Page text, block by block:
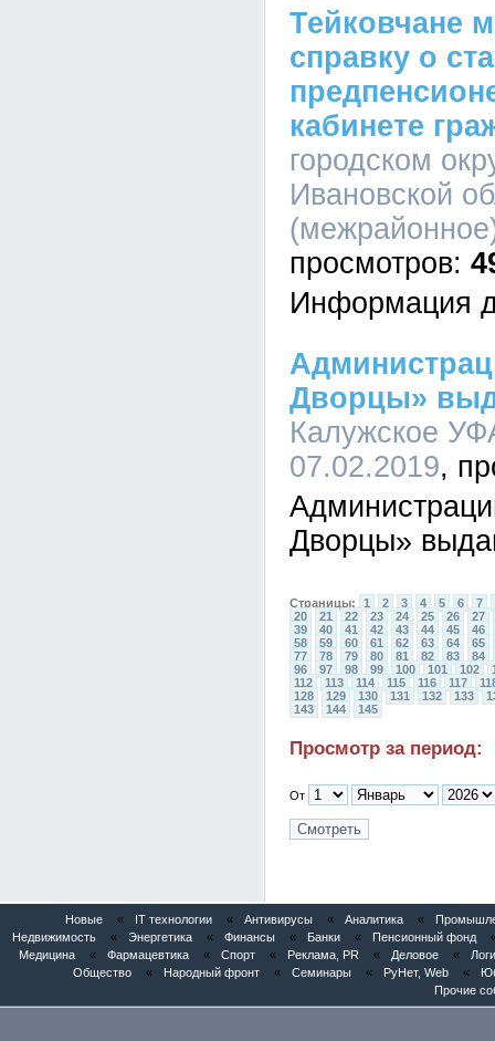
Тейковчане
справку о
кабинете
городском
Ивановской
Информация
Дворцы»
Калужское
07.02.2019
Дворцы»
Страницы: 1 2 3 4 5 6
7
20
21 22 23 24 25 26
27
39
40 41 42 43 44 45
46
58
59 60 61 62 63 64
65
77
78 79 80 81 82 83
84
96
97 98 99 100 101 102
112
113 114 115 116 117
128
129 130 131 132 133
143
144 145
Просмотр за период:
От
Новые « IT технологии « Антивирусы « Аналитика «
Недвижимость
« Энергетика « Финансы « Банки « Пенсионный фонд
Медицина
« Фармацевтика « Спорт « Реклама, PR « Деловое «
Общество
« Народный фронт « Семинары « РуНет, Web «
Прочие